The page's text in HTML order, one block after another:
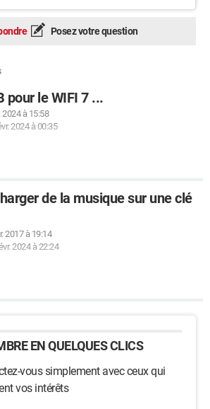
Posez votre question
pour le WIFI 7 ...
2024 à 15:58
2024 à 00:35
de la musique sur une clé
2017 à 19:14
2024 à 22:24
EN QUELQUES CLICS
vous simplement avec ceux qui
vos intérêts